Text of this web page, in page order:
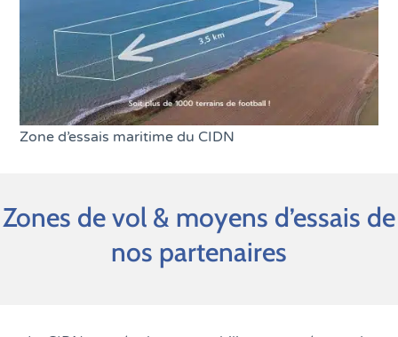
Zone d’essais maritime du CIDN
Zones de vol & moyens d’essais de
nos partenaires